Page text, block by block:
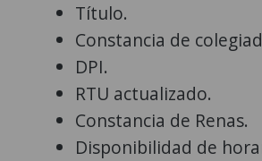
Título.
Constancia de
DPI.
RTU actualizado.
Constancia de Renas.
Disponibilidad de